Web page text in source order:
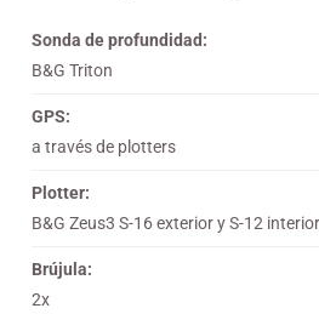
Sonda de profundidad:
B&G Triton
GPS:
a través de plotters
Plotter:
B&G Zeus3 S-16 exterior y S-12 interior
Brújula:
2x